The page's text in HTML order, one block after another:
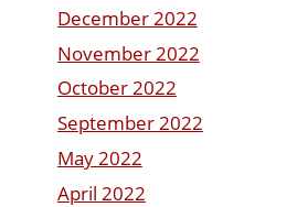
December 2022
November 2022
October 2022
September 2022
May 2022
April 2022